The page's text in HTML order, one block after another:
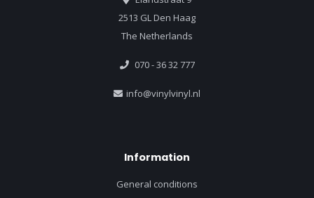
2513 GL Den Haag
The Netherlands
070 - 36 32 777
info@vinylvinyl.nl
Information
General conditions